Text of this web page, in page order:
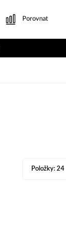
Porovnat
Položky: 24